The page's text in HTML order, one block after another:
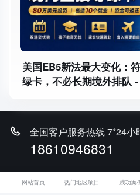
美国EB5新法最大变化：
绿卡，不必长期境外排队
全国客户服务热线 7*24小
18610946831
马叔微信 1对1免费咨询
网站首页 热门地区项目 成功案